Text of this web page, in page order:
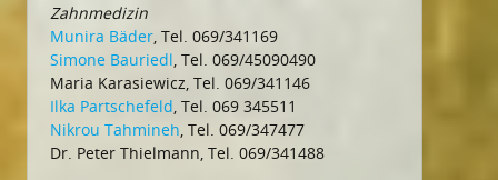
Zahnmedizin
Munira Bäder , Tel. 069/341169
Simone Bauriedl , Tel. 069/45090490
Maria Karasiewicz, Tel. 069/341146
Ilka Partschefeld , Tel. 069 345511
Nikrou Tahmineh , Tel. 069/347477
Dr. Peter Thielmann, Tel. 069/341488